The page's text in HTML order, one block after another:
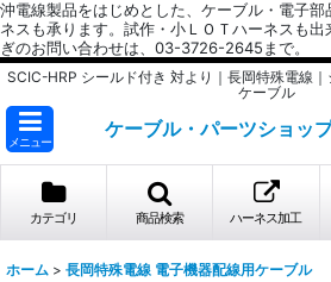
沖電線製品をはじめとした、ケーブル・電子
ネスも承ります。試作・小ＬＯＴハーネスも
ぎのお問い合わせは、03-3726-2645まで。
SCIC-HRP シールド付き 対より｜長岡特殊電線
ケーブル
メニュー
ケーブル・パーツショッ
カテゴリ 商品検索 ハーネス加工
ホーム > 長岡特殊電線 電子機器配線用ケーブル